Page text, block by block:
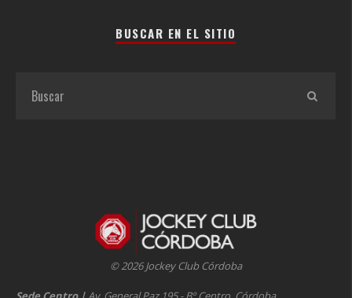
BUSCAR EN EL SITIO
© 2026 Jockey Club Córdoba